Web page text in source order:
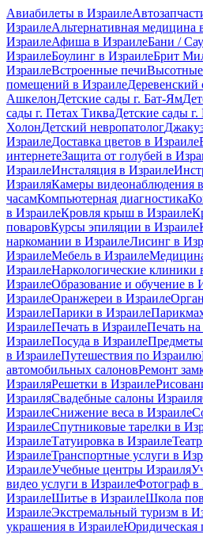
Авиабилеты в Израиле
ИзраилеАльтернативная медицина
ИзраилеАфиша в ИзраилеБани /
ИзраилеБоулинг в ИзраилеБрит
ИзраилеВстроенные печи
помещений в ИзраилеДеревенский
АшкелонДетские сады г. Бат-Ям
сады г. Петах ТикваДетские сады г.
ХолонДетский невропатолог
ИзраилеДоставка цветов в Израиле
интернетеЗащита от голубей в
ИзраилеИнсталяция в Израиле
ИзраиляКамеры видеонаблюдения
часамКомпьютерная диагностика
в ИзраилеКровля крыш в Израиле
поваровКурсы эпиляции в Израиле
наркомании в ИзраилеЛисинг в
ИзраилеМебель в Израиле
ИзраилеНаркологические клиники
ИзраилеОбразование и обучение в
ИзраилеОранжереи в Израиле
ИзраилеПарики в Израиле
ИзраилеПечать в ИзраилеПечать
ИзраилеПосуда в Израиле
в ИзраилеПутешествия по Израилю
автомобильных салоновРемонт
ИзраиляРешетки в Израиле
ИзраиляСвадебные салоны Израиля
ИзраилеСнижение веса в Израиле
ИзраилеСпутниковые тарелки в
ИзраилеТатуировка в Израиле
ИзраилеТранспортные услуги в
ИзраилеУчебные центры Израиля
видео услуги в ИзраилеФотограф в
ИзраилеШитье в ИзраилеШкола
ИзраилеЭкстремальный туризм в
украшения в ИзраилеЮридическая